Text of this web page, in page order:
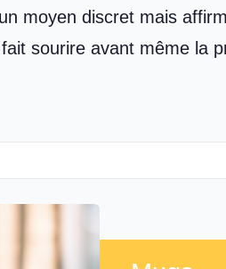
moyen discret mais
sourire avant même la